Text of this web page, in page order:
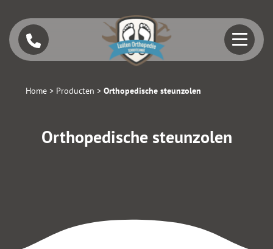
Home > Producten > Orthopedische steunzolen
Orthopedische steunzolen